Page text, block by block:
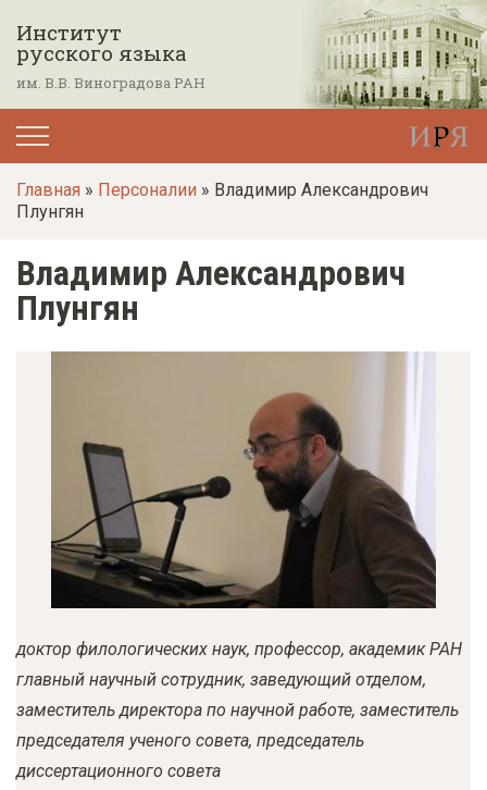
е
т
Институт
русского языка
им. В.В. Виноградова РАН
Главная » Персоналии » Владимир Александрович
Плунгян
Владимир Александрович
Плунгян
доктор филологических наук профессор академик РАН
главный научный сотрудник заведующий отделом
заместитель директора по научной работе заместитель
председателя ученого совета председатель
диссертационного совета